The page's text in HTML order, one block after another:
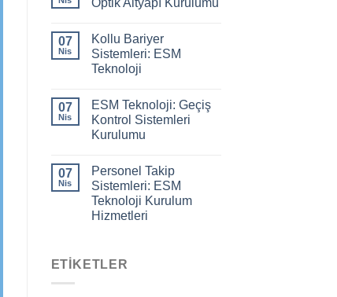
07
Nis
Kollu Bariyer
Sistemleri: ESM
Teknoloji
07
Nis
ESM Teknoloji: Geçiş
Kontrol Sistemleri
Kurulumu
07
Nis
Personel Takip
Sistemleri: ESM
Teknoloji Kurulum
Hizmetleri
ETIKETLER